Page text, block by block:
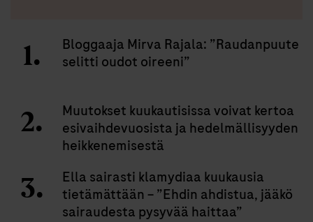
Bloggaaja Mirva Rajala: ”Raudanpuute
selitti oudot oireeni”
Muutokset kuukautisissa voivat kertoa
esivaihdevuosista ja hedelmällisyyden
heikkenemisestä
Ella sairasti klamydiaa kuukausia
tietämättään – ”Ehdin ahdistua, jääkö
sairaudesta pysyvää haittaa”